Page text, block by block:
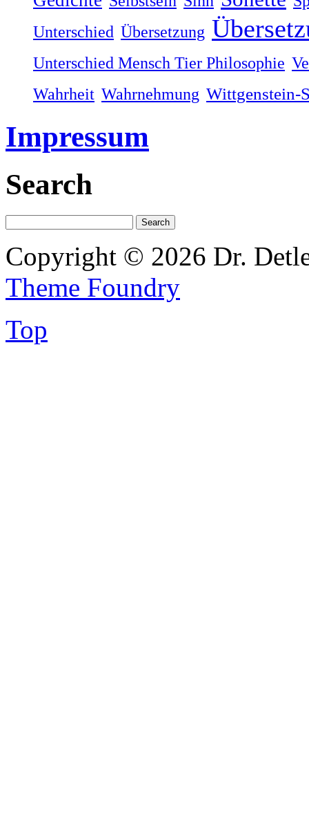
Unterschied Übersetzung
Unterschied Mensch Tier Philosophie
Wahrheit Wahrnehmung Wittgenstein-
Impressum
Search
Copyright © 2026 Dr.
Theme Foundry
Top